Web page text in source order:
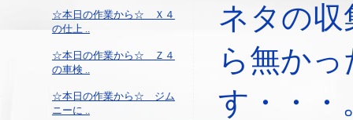
☆本日の作業から☆ Ｘ４
の仕上 ..
☆本日の作業から☆ Ｚ４
の車検 ..
☆本日の作業から☆ ジム
ニーに ..
ネタの
ら無かっ
す・・・